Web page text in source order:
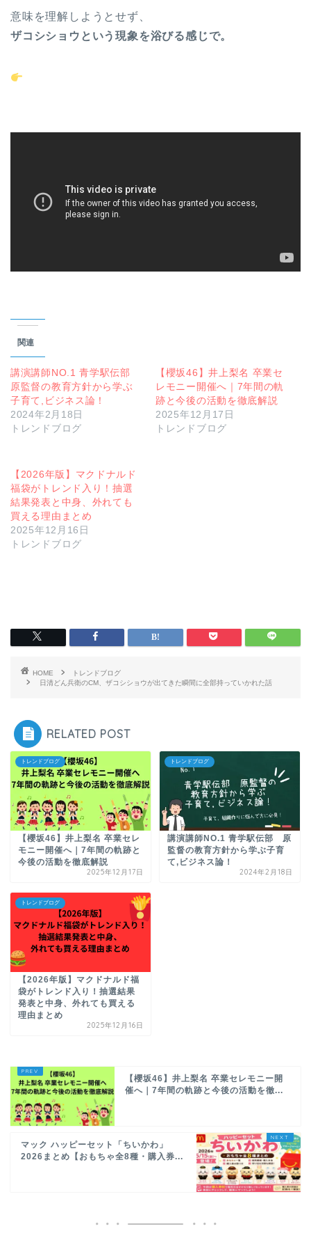
意味を理解しようとせず、
ザコシショウという現象を浴びる感じで。
関連
講演講師NO.1 青学駅伝部
原監督の教育方針から学ぶ
子育て,ビジネス論！
2024年2月18日
トレンドブログ
【櫻坂46】井上梨名 卒業セ
レモニー開催へ｜7年間の軌
跡と今後の活動を徹底解説
2025年12月17日
トレンドブログ
【2026年版】マクドナルド
福袋がトレンド入り！抽選
結果発表と中身、外れても
買える理由まとめ
2025年12月16日
トレンドブログ
HOME
トレンドブログ
日清どん兵衛のCM、ザコシショウが出てきた瞬間に全部持っていかれた話
RELATED POST
トレンドブログ
【櫻坂46】井上梨名 卒業セレ
モニー開催へ｜7年間の軌跡と
今後の活動を徹底解説
2025年12月17日
トレンドブログ
講演講師NO.1 青学駅伝部 原
監督の教育方針から学ぶ子育
て,ビジネス論！
2024年2月18日
トレンドブログ
【2026年版】マクドナルド福
袋がトレンド入り！抽選結果
発表と中身、外れても買える
理由まとめ
2025年12月16日
【櫻坂46】井上梨名 卒業セレモニー開
催へ｜7年間の軌跡と今後の活動を徹...
マック ハッピーセット「ちいかわ」
2026まとめ【おもちゃ全8種・購入券...